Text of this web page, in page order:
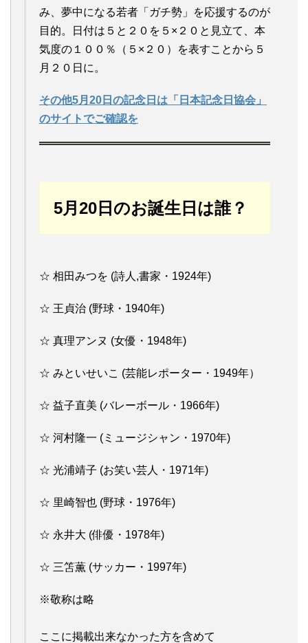
み、夢中になる若者「ガチ勢」を応援するのが
目的。日付は５と２０を５×２０と見立て、本
気度の１００％（５×２０）を表すことから５
月２０日に。
その他5月20日の記念日は「日本記念日協会」
のサイトでご確認を
5月20日のお誕生日は誰？
☆ 相田みつを (詩人,書家・1924年)
☆ 王貞治 (野球・1940年)
☆ 真理アンヌ (女優・1948年)
☆ みといせいこ (芸能レポーター・1949年）
☆ 益子直美 (バレーボール・1966年)
☆ 河村隆一 (ミュージシャン・1970年)
☆ 光浦靖子 (お笑い芸人・1971年)
☆ 里崎智也 (野球・1976年)
☆ 永井大 (俳優・1978年)
☆ 三笘薫 (サッカー・1997年)
※敬称は略
ここに掲載出来なかった方を含めて